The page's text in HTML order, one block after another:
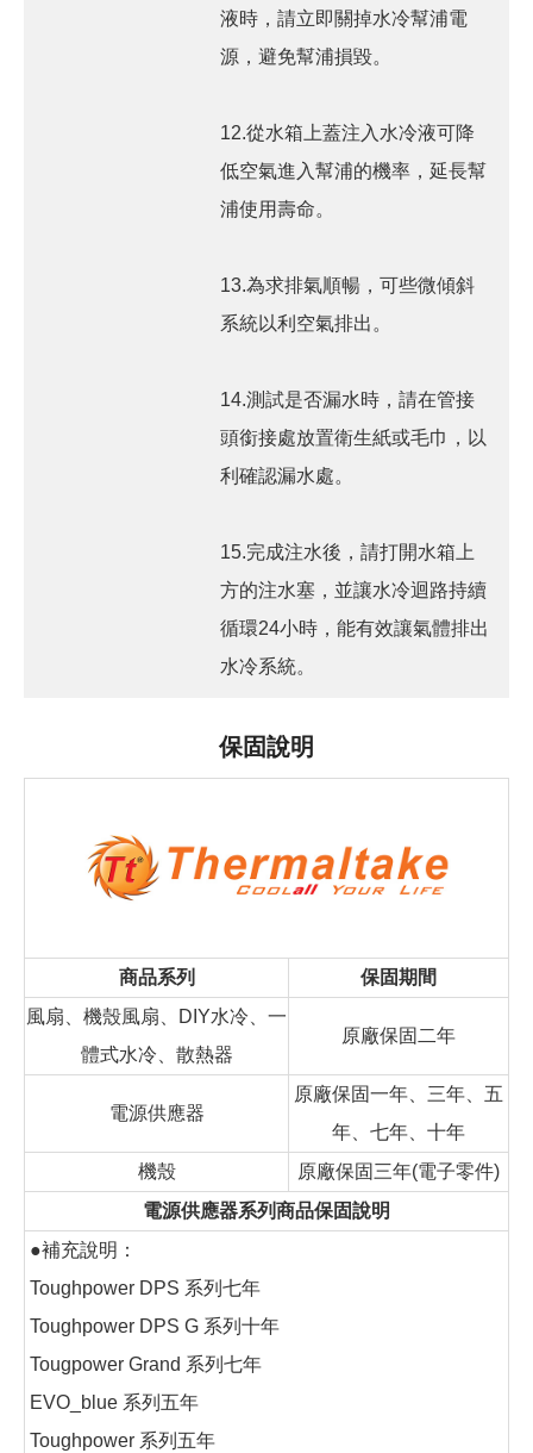
液時，請立即關掉水冷幫浦電
源，避免幫浦損毀。
12.從水箱上蓋注入水冷液可降
低空氣進入幫浦的機率，延長幫
浦使用壽命。
13.為求排氣順暢，可些微傾斜
系統以利空氣排出。
14.測試是否漏水時，請在管接
頭銜接處放置衛生紙或毛巾，以
利確認漏水處。
15.完成注水後，請打開水箱上
方的注水塞，並讓水冷迴路持續
循環24小時，能有效讓氣體排出
水冷系統。
保固說明
商品系列
保固期間
風扇、機殼風扇、DIY水冷、一
體式水冷、散熱器
原廠保固二年
電源供應器
原廠保固一年、三年、五
年、七年、十年
機殼
原廠保固三年(電子零件)
電源供應器系列商品保固說明
●補充說明：
Toughpower DPS 系列七年
Toughpower DPS G 系列十年
Tougpower Grand 系列七年
EVO_blue 系列五年
Toughpower 系列五年